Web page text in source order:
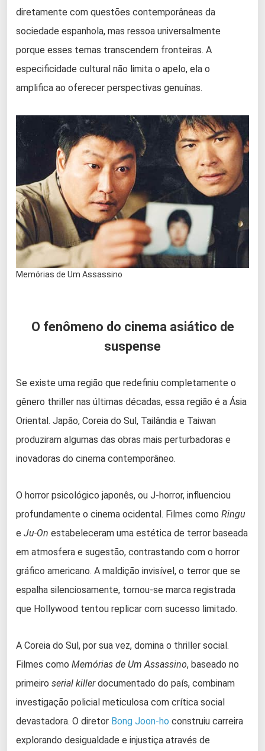
diretamente com questões contemporâneas da
sociedade espanhola, mas ressoa universalmente
porque esses temas transcendem fronteiras. A
especificidade cultural não limita o apelo, ela o
amplifica ao oferecer perspectivas genuínas.
Memórias de Um Assassino
O fenômeno do cinema asiático de
suspense
Se existe uma região que redefiniu completamente o
gênero thriller nas últimas décadas, essa região é a Ásia
Oriental. Japão, Coreia do Sul, Tailândia e Taiwan
produziram algumas das obras mais perturbadoras e
inovadoras do cinema contemporâneo.
O horror psicológico japonês, ou J-horror, influenciou
profundamente o cinema ocidental. Filmes como Ringu
e Ju-On estabeleceram uma estética de terror baseada
em atmosfera e sugestão, contrastando com o horror
gráfico americano. A maldição invisível, o terror que se
espalha silenciosamente, tornou-se marca registrada
que Hollywood tentou replicar com sucesso limitado.
A Coreia do Sul, por sua vez, domina o thriller social.
Filmes como Memórias de Um Assassino, baseado no
primeiro serial killerdocumentado do país, combinam
investigação policial meticulosa com crítica social
devastadora. O diretor Bong Joon-ho construiu carreira
explorando desigualdade e injustiça através de